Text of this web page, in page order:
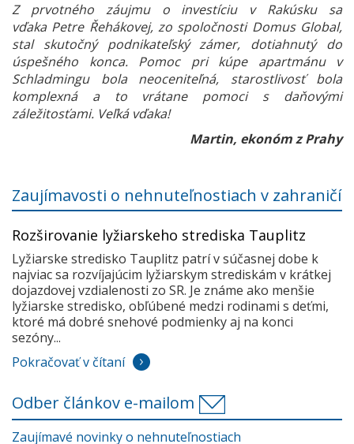
Z prvotného záujmu o investíciu v Rakúsku sa
vďaka Petre Řehákovej, zo spoločnosti Domus Global,
stal skutočný podnikateľský zámer, dotiahnutý do
úspešného konca. Pomoc pri kúpe apartmánu v
Schladmingu bola neoceniteľná, starostlivosť bola
komplexná a to vrátane pomoci s daňovými
záležitosťami. Veľká vďaka!
Martin, ekonóm z Prahy
Zaujímavosti o nehnuteľnostiach v zahraničí
Rozširovanie lyžiarskeho strediska Tauplitz
Lyžiarske stredisko Tauplitz patrí v súčasnej dobe k
najviac sa rozvíjajúcim lyžiarskym strediskám v krátkej
dojazdovej vzdialenosti zo SR. Je známe ako menšie
lyžiarske stredisko, obľúbené medzi rodinami s deťmi,
ktoré má dobré snehové podmienky aj na konci
sezóny...
Pokračovať v čítaní
Odber článkov e-mailom
Zaujímavé novinky o nehnuteľnostiach